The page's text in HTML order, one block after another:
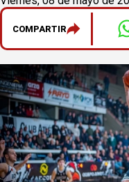
COMPARTIR